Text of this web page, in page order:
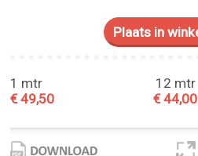
1 mtr
€ 49,50
12 mtr
€ 44,00